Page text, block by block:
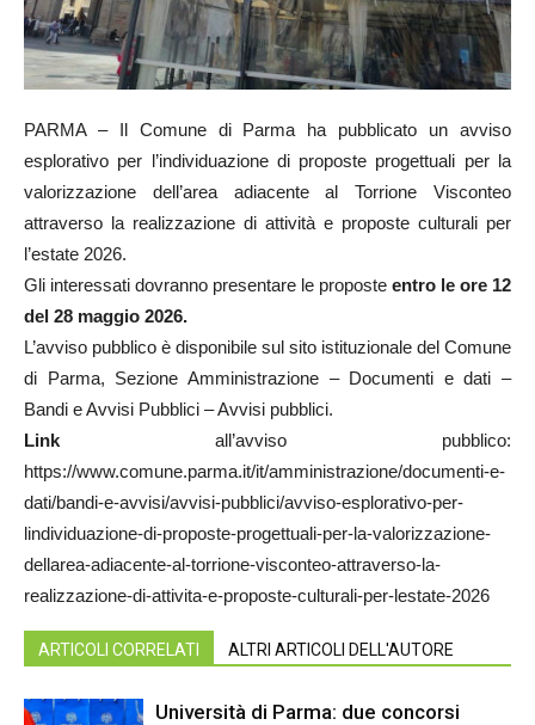
PARMA – Il Comune di Parma ha pubblicato un avviso
esplorativo per l’individuazione di proposte progettuali per la
valorizzazione dell’area adiacente al Torrione Visconteo
attraverso la realizzazione di attività e proposte culturali per
l’estate 2026.
Gli interessati dovranno presentare le proposte entro le ore 12
del 28 maggio 2026.
L’avviso pubblico è disponibile sul sito istituzionale del Comune
di Parma, Sezione Amministrazione – Documenti e dati –
Bandi e Avvisi Pubblici – Avvisi pubblici.
Link all’avviso pubblico:
https://www.comune.parma.it/it/amministrazione/documenti-e-
dati/bandi-e-avvisi/avvisi-pubblici/avviso-esplorativo-per-
lindividuazione-di-proposte-progettuali-per-la-valorizzazione-
dellarea-adiacente-al-torrione-visconteo-attraverso-la-
realizzazione-di-attivita-e-proposte-culturali-per-lestate-2026
ARTICOLI CORRELATI ALTRI ARTICOLI DELL'AUTORE
Università di Parma: due concorsi